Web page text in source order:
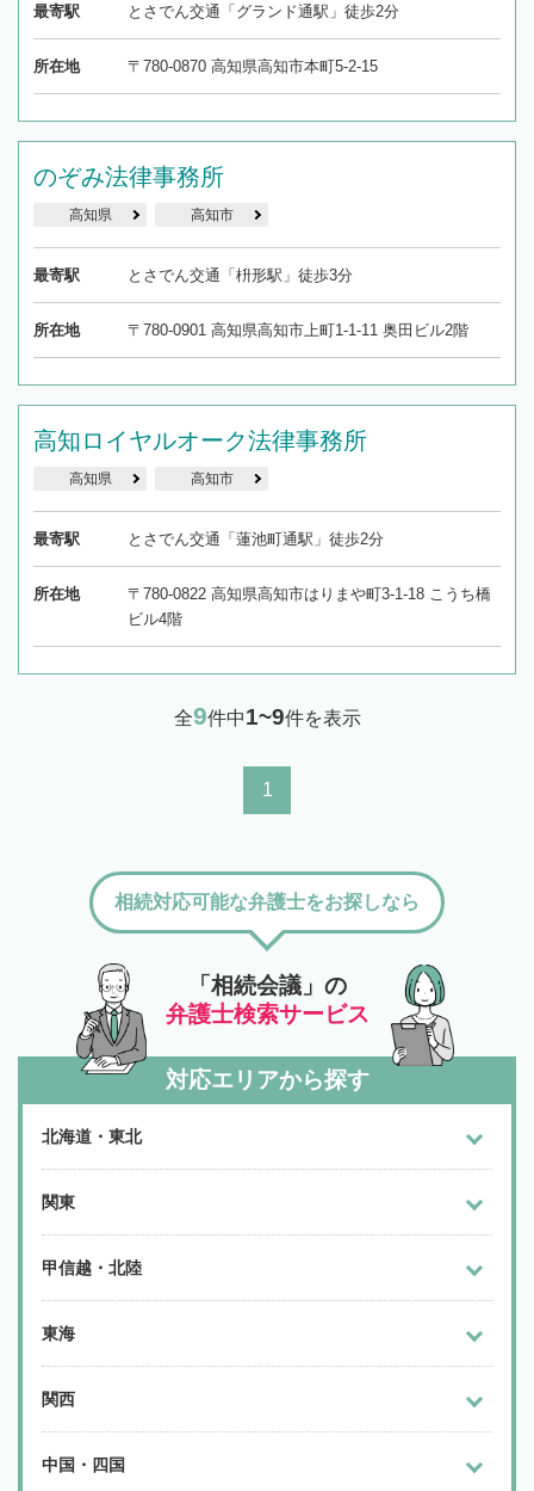
最寄駅 とさでん交通「グランド通駅」徒歩2分
所在地 〒780-0870 高知県高知市本町5-2-15
のぞみ法律事務所
高知県 高知市
最寄駅 とさでん交通「枡形駅」徒歩3分
所在地 〒780-0901 高知県高知市上町1-1-11 奥田ビル2階
高知ロイヤルオーク法律事務所
高知県 高知市
最寄駅 とさでん交通「蓮池町通駅」徒歩2分
所在地
〒780-0822 高知県高知市はりまや町3-1-18 こうち橋
ビル4階
全9件中1~9件を表示
1
「相続会議」の
弁護士検索サービス
相続対応可能な弁護士をお探しなら
対応エリアから探す
北海道・東北
関東
甲信越・北陸
東海
関西
中国・四国